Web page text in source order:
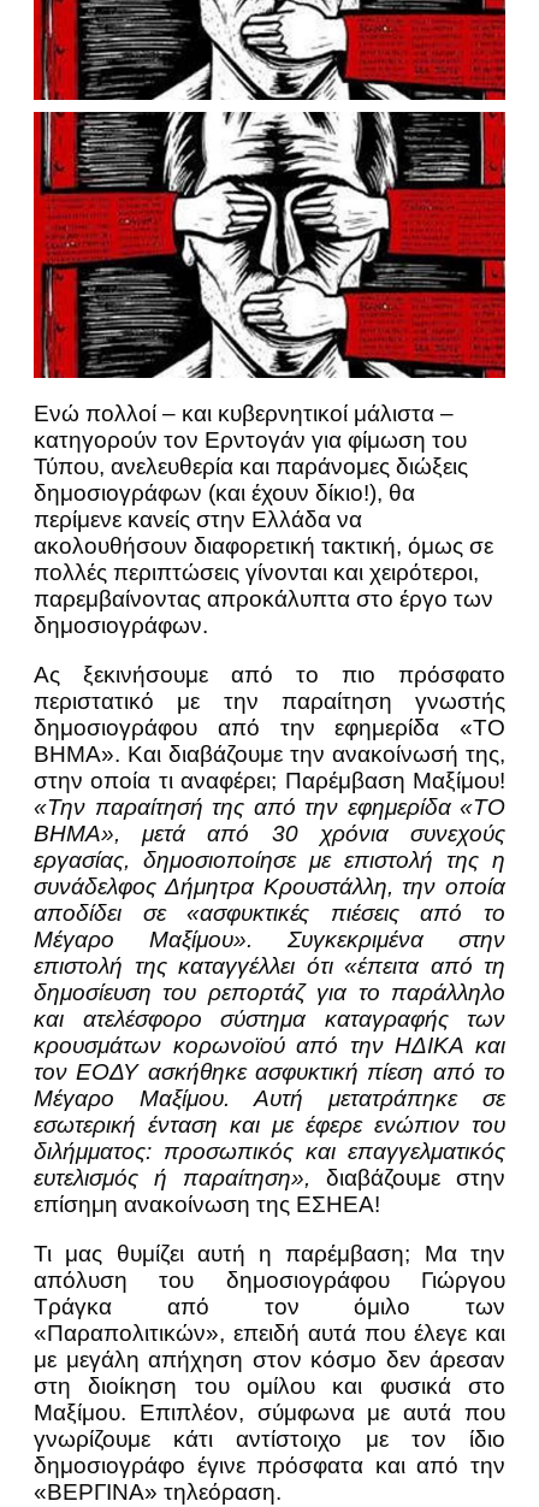
Ενώ πολλοί – και κυβερνητικοί μάλιστα –
κατηγορούν τον Ερντογάν για φίμωση του
Τύπου, ανελευθερία και παράνομες διώξεις
δημοσιογράφων (και έχουν δίκιο!), θα
περίμενε κανείς στην Ελλάδα να
ακολουθήσουν διαφορετική τακτική, όμως σε
πολλές περιπτώσεις γίνονται και χειρότεροι,
παρεμβαίνοντας απροκάλυπτα στο έργο των
δημοσιογράφων.
Ας ξεκινήσουμε από το πιο πρόσφατο
περιστατικό με την παραίτηση γνωστής
δημοσιογράφου από την εφημερίδα «ΤΟ
ΒΗΜΑ». Και διαβάζουμε την ανακοίνωσή της,
στην οποία τι αναφέρει; Παρέμβαση Μαξίμου!
«Την παραίτησή της από την εφημερίδα «ΤΟ
ΒΗΜΑ», μετά από 30 χρόνια συνεχούς
εργασίας, δημοσιοποίησε με επιστολή της η
συνάδελφος Δήμητρα Κρουστάλλη, την οποία
αποδίδει σε «ασφυκτικές πιέσεις από το
Μέγαρο Μαξίμου». Συγκεκριμένα στην
επιστολή της καταγγέλλει ότι «έπειτα από τη
δημοσίευση του ρεπορτάζ για το παράλληλο
και ατελέσφορο σύστημα καταγραφής των
κρουσμάτων κορωνοϊού από την ΗΔΙΚΑ και
τον ΕΟΔΥ ασκήθηκε ασφυκτική πίεση από το
Μέγαρο Μαξίμου. Αυτή μετατράπηκε σε
εσωτερική ένταση και με έφερε ενώπιον του
διλήμματος: προσωπικός και επαγγελματικός
ευτελισμός ή παραίτηση», διαβάζουμε στην
επίσημη ανακοίνωση της ΕΣΗΕΑ!
Τι μας θυμίζει αυτή η παρέμβαση; Μα την
απόλυση του δημοσιογράφου Γιώργου
Τράγκα από τον όμιλο των
«Παραπολιτικών», επειδή αυτά που έλεγε και
με μεγάλη απήχηση στον κόσμο δεν άρεσαν
στη διοίκηση του ομίλου και φυσικά στο
Μαξίμου. Επιπλέον, σύμφωνα με αυτά που
γνωρίζουμε κάτι αντίστοιχο με τον ίδιο
δημοσιογράφο έγινε πρόσφατα και από την
«ΒΕΡΓΙΝΑ» τηλεόραση.